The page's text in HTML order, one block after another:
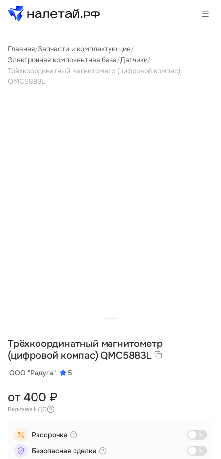
Товары
Услуги
Главная/Запчасти и комплектующие/
Электронная компонентная база/Датчики/
Трёхкоординатный магнитометр (цифровой компас)
QMC5883L
Трёхкоординатный магнитометр
(цифровой компас) QMC5883L
ООО "Радуга" 5
от 400 ₽
Включая НДС
Рассрочка
Безопасная сделка